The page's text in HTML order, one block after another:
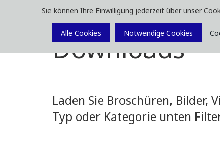
Sie können Ihre Einwilligung jederzeit über unser
Alle Cookies Notwendige Cookies
Downloads
Downloads
Laden Sie Broschüren, Bilder,
Typ oder Kategorie unten